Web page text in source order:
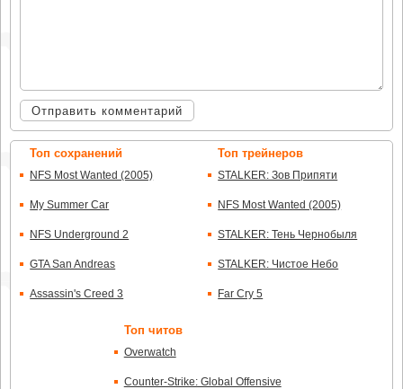
Топ сохранений
NFS Most Wanted (2005)
My Summer Car
NFS Underground 2
GTA San Andreas
Assassin's Creed 3
Топ трейнеров
STALKER: Зов Припяти
NFS Most Wanted (2005)
STALKER: Тень Чернобыля
STALKER: Чистое Небо
Far Cry 5
Топ читов
Overwatch
Counter-Strike: Global Offensive
Отправить комментарий